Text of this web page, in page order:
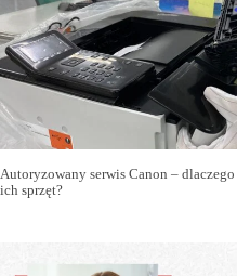
Autoryzowany serwis Canon –
ich sprzęt?